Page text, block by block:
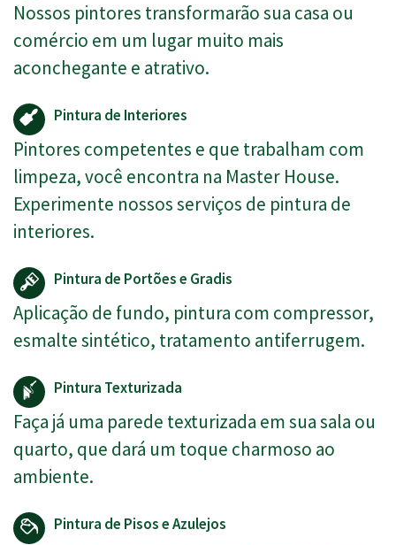
Nossos pintores transformarão sua casa ou
comércio em um lugar muito mais
aconchegante e atrativo.
Pintura de Interiores
Pintores competentes e que trabalham com
limpeza, você encontra na Master House.
Experimente nossos serviços de pintura de
interiores.
Pintura de Portões e Gradis
Aplicação de fundo, pintura com compressor,
esmalte sintético, tratamento antiferrugem.
Pintura Texturizada
Faça já uma parede texturizada em sua sala ou
quarto, que dará um toque charmoso ao
ambiente.
Pintura de Pisos e Azulejos